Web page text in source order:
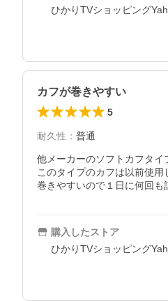
ひかりTVショッピング
カフが巻きやすい
5
耐久性 ： 普通
他メーカーのソフトカフタイ
このタイプのカフは以前使用
巻きやすいので１日に何回も
購入したストア
ひかりTVショッピング